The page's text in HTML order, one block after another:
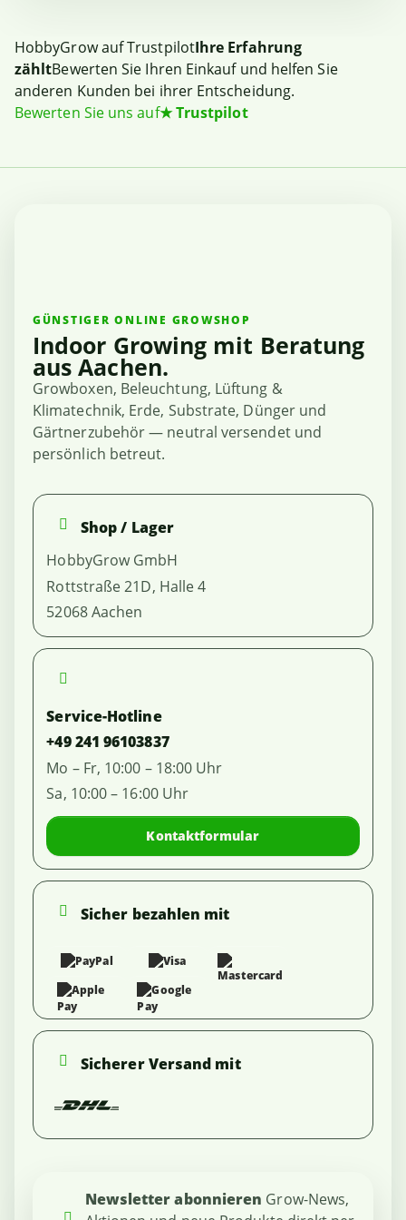
HobbyGrow auf TrustpilotIhre Erfahrung
zähltBewerten Sie Ihren Einkauf und helfen Sie
anderen Kunden bei ihrer Entscheidung.
Bewerten Sie uns auf★Trustpilot
GÜNSTIGER ONLINE GROWSHOP
Indoor Growing mit Beratung
aus Aachen.
Growboxen, Beleuchtung, Lüftung &
Klimatechnik, Erde, Substrate, Dünger und
Gärtnerzubehör — neutral versendet und
persönlich betreut.
Shop / Lager
HobbyGrow GmbH
Rottstraße 21D, Halle 4
52068 Aachen
Service-Hotline
+49 241 96103837
Mo – Fr, 10:00 – 18:00 Uhr
Sa, 10:00 – 16:00 Uhr
Kontaktformular
Sicher bezahlen mit
Sicherer Versand mit
Newsletter abonnieren Grow-News,